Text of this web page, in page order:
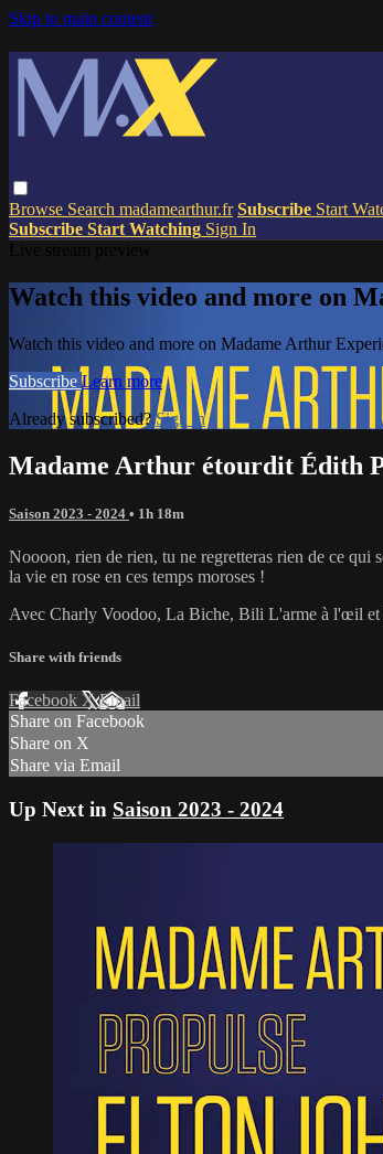
Skip to main content
Browse Search madamearthur.fr Subscribe Start
Subscribe Start Watching Sign In
Watch this video and more on
Watch this video and more on Madame Arthur
Subscribe Learn more
Already subscribed?Sign in
Madame Arthur étourdit Édith
Saison 2023 - 2024 • 1h 18m
Noooon, rien de rien, tu ne regretteras rien de ce
la vie en rose en ces temps moroses !
Avec Charly Voodoo, La Biche, Bili L'arme à l'œil et
Share with friends
Facebook XEmail
Share on Facebook
Share on X
Share via Email
Up Next in Saison 2023 - 2024